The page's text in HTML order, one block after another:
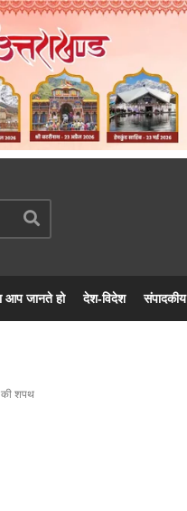
आप जानते हो देश-विदेश संपादकीय
की शपथ